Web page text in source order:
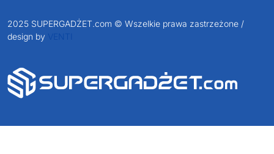
2025 SUPERGADŻET.com © Wszelkie prawa zastrzeżone /
design by VENTI